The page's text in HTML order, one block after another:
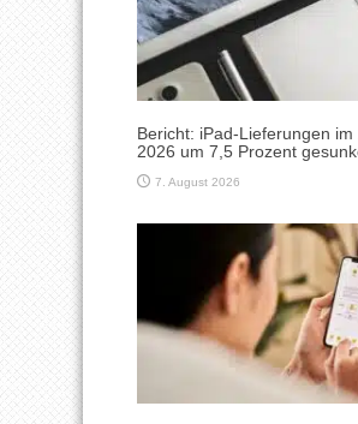
Bericht: iPad-Lieferungen
2026 um 7,5 Prozent
7. August 2026